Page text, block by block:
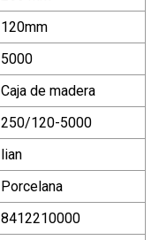
120mm
5000
Caja de madera
250/120-5000
lian
Porcelana
8412210000